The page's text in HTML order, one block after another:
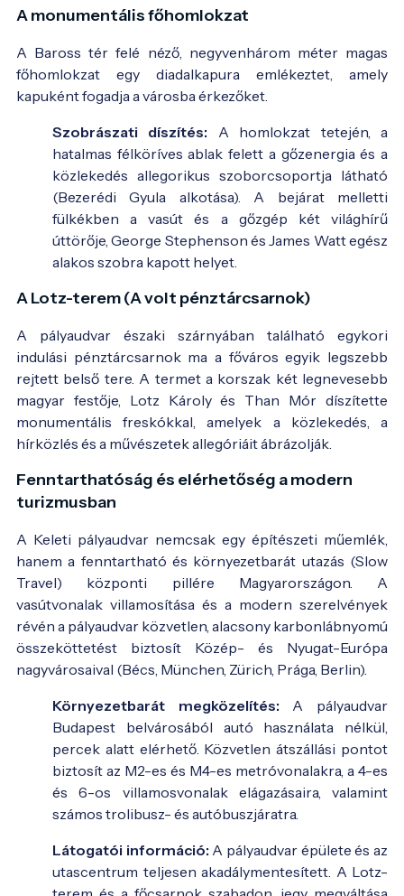
A monumentális főhomlokzat
A Baross tér felé néző, negyvenhárom méter magas
főhomlokzat egy diadalkapura emlékeztet, amely
kapuként fogadja a városba érkezőket.
Szobrászati díszítés: A homlokzat tetején, a
hatalmas félköríves ablak felett a gőzenergia és a
közlekedés allegorikus szoborcsoportja látható
(Bezerédi Gyula alkotása). A bejárat melletti
fülkékben a vasút és a gőzgép két világhírű
úttörője, George Stephenson és James Watt egész
alakos szobra kapott helyet.
A Lotz-terem (A volt pénztárcsarnok)
A pályaudvar északi szárnyában található egykori
indulási pénztárcsarnok ma a főváros egyik legszebb
rejtett belső tere. A termet a korszak két legnevesebb
magyar festője, Lotz Károly és Than Mór díszítette
monumentális freskókkal, amelyek a közlekedés, a
hírközlés és a művészetek allegóriáit ábrázolják.
Fenntarthatóság és elérhetőség a modern
turizmusban
A Keleti pályaudvar nemcsak egy építészeti műemlék,
hanem a fenntartható és környezetbarát utazás (Slow
Travel) központi pillére Magyarországon. A
vasútvonalak villamosítása és a modern szerelvények
révén a pályaudvar közvetlen, alacsony karbonlábnyomú
összeköttetést biztosít Közép- és Nyugat-Európa
nagyvárosaival (Bécs, München, Zürich, Prága, Berlin).
Környezetbarát megközelítés: A pályaudvar
Budapest belvárosából autó használata nélkül,
percek alatt elérhető. Közvetlen átszállási pontot
biztosít az M2-es és M4-es metróvonalakra, a 4-es
és 6-os villamosvonalak elágazásaira, valamint
számos trolibusz- és autóbuszjáratra.
Látogatói információ: A pályaudvar épülete és az
utascentrum teljesen akadálymentesített. A Lotz-